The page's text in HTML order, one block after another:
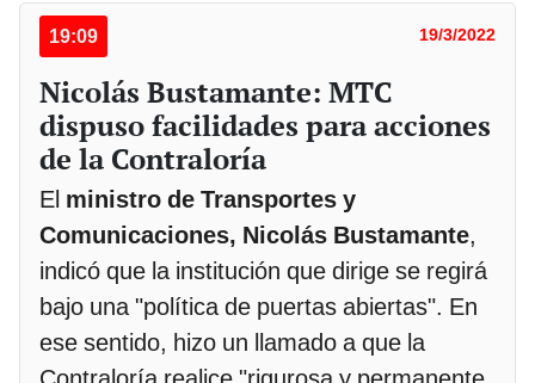
19:09 19/3/2022
Nicolás Bustamante: MTC
dispuso facilidades para acciones
de la Contraloría
El ministro de Transportes y
Comunicaciones, Nicolás Bustamante,
indicó que la institución que dirige se regirá
bajo una "política de puertas abiertas". En
ese sentido, hizo un llamado a que la